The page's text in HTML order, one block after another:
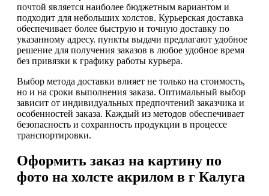
почтой является наиболее бюджетным вариантом и
подходит для небольших холстов. Курьерская доставка
обеспечивает более быструю и точную доставку по
указанному адресу. пункты выдачи предлагают удобное
решение для получения заказов в любое удобное время
без привязки к графику работы курьера.
Выбор метода доставки влияет не только на стоимость,
но и на сроки выполнения заказа. Оптимальный выбор
зависит от индивидуальных предпочтений заказчика и
особенностей заказа. Каждый из методов обеспечивает
безопасность и сохранность продукции в процессе
транспортировки.
Оформить заказ на картину по
фото на холсте акрилом в г Калуга